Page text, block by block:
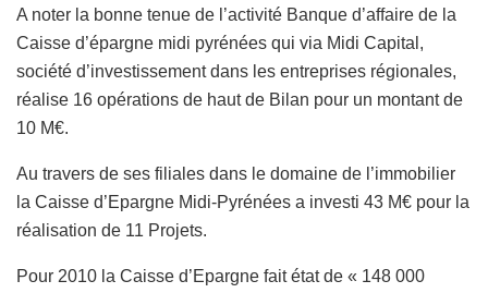
A noter la bonne tenue de l’activité Banque d’affaire de la
Caisse d’épargne midi pyrénées qui via Midi Capital,
société d’investissement dans les entreprises régionales,
réalise 16 opérations de haut de Bilan pour un montant de
10 M€.
Au travers de ses filiales dans le domaine de l’immobilier
la Caisse d’Epargne Midi-Pyrénées a investi 43 M€ pour la
réalisation de 11 Projets.
Pour 2010 la Caisse d’Epargne fait état de « 148 000